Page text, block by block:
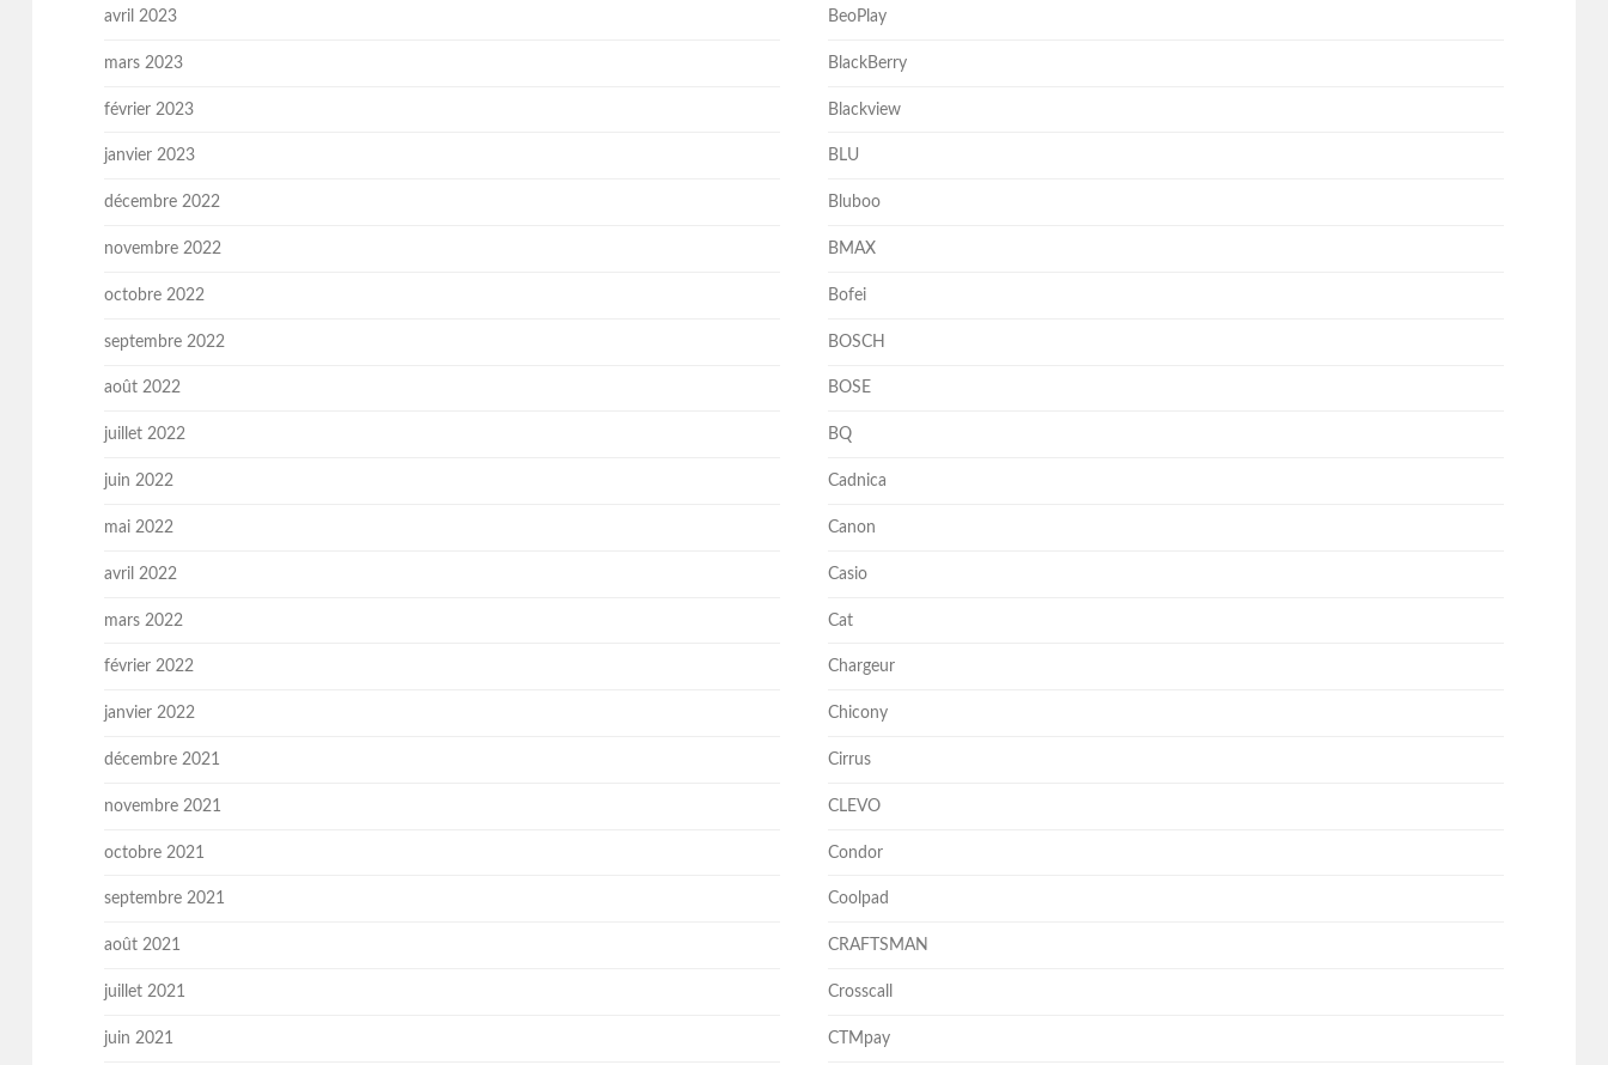
avril 2023
mars 2023
février 2023
janvier 2023
décembre 2022
novembre 2022
octobre 2022
septembre 2022
août 2022
juillet 2022
juin 2022
mai 2022
avril 2022
mars 2022
février 2022
janvier 2022
décembre 2021
novembre 2021
octobre 2021
septembre 2021
août 2021
juillet 2021
juin 2021
BeoPlay
BlackBerry
Blackview
BLU
Bluboo
BMAX
Bofei
BOSCH
BOSE
BQ
Cadnica
Canon
Casio
Cat
Chargeur
Chicony
Cirrus
CLEVO
Condor
Coolpad
CRAFTSMAN
Crosscall
CTMpay